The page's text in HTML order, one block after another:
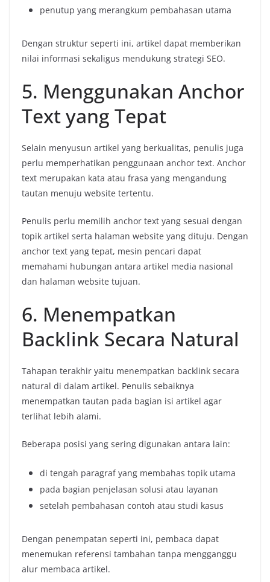
penutup yang merangkum pembahasan utama
Dengan struktur seperti ini, artikel dapat memberikan
nilai informasi sekaligus mendukung strategi SEO.
5. Menggunakan Anchor
Textyang Tepat
Selain menyusun artikel yang berkualitas, penulis juga
perlu memperhatikan penggunaan anchor text. Anchor
text merupakan kata atau frasa yang mengandung
tautan menuju website tertentu.
Penulis perlu memilih anchor text yang sesuai dengan
topik artikel serta halaman website yang dituju. Dengan
anchor text yang tepat, mesin pencari dapat
memahami hubungan antara artikel media nasional
dan halaman website tujuan.
6. Menempatkan
Backlink Secara Natural
Tahapan terakhir yaitu menempatkan backlink secara
natural di dalam artikel. Penulis sebaiknya
menempatkan tautan pada bagian isi artikel agar
terlihat lebih alami.
Beberapa posisi yang sering digunakan antara lain:
di tengah paragrafyang membahas topik utama
pada bagian penjelasan solusi atau layanan
setelah pembahasan contoh atau studi kasus
Dengan penempatan seperti ini, pembaca dapat
menemukan referensi tambahan tanpa mengganggu
alur membaca artikel.